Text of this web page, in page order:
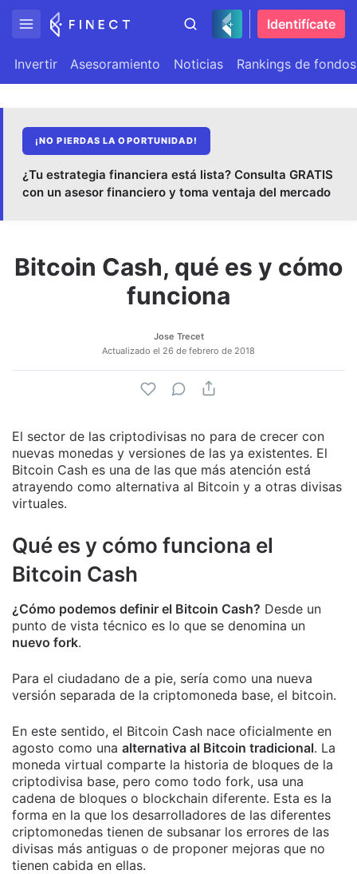
Identifícate
Invertir Asesoramiento Noticias Rankings de fondos
¡NO PIERDAS LA OPORTUNIDAD!
¿Tu estrategia financiera está lista? Consulta GRATIS
con un asesor financiero y toma ventaja del mercado
Bitcoin Cash, qué es y cómo
funciona
Jose Trecet
Actualizado el 26 de febrero de 2018
El sector de las criptodivisas no para de crecer con
nuevas monedas y versiones de las ya existentes. El
Bitcoin Cash es una de las que más atención está
atrayendo como alternativa al Bitcoin y a otras divisas
virtuales.
Qué es y cómo funciona el
Bitcoin Cash
¿Cómo podemos definir el Bitcoin Cash? Desde un
punto de vista técnico es lo que se denomina un
nuevo fork.
Para el ciudadano de a pie, sería como una nueva
versión separada de la criptomoneda base, el bitcoin.
En este sentido, el Bitcoin Cash nace oficialmente en
agosto como una alternativa al Bitcoin tradicional. La
moneda virtual comparte la historia de bloques de la
criptodivisa base, pero como todo fork, usa una
cadena de bloques o blockchain diferente. Esta es la
forma en la que los desarrolladores de las diferentes
criptomonedas tienen de subsanar los errores de las
divisas más antiguas o de proponer mejoras que no
tienen cabida en ellas.